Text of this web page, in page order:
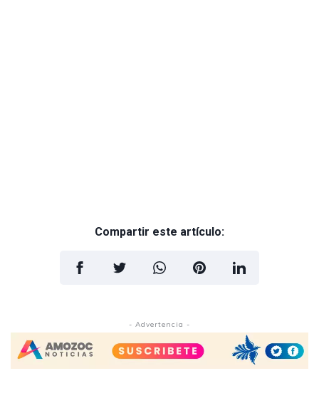
Compartir este artículo:
- Advertencia -